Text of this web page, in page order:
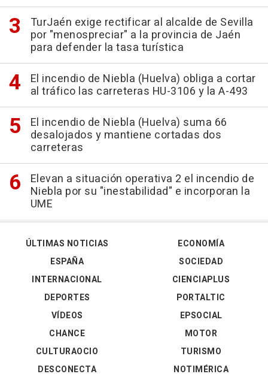
TurJaén exige rectificar al alcalde de Sevilla
por "menospreciar" a la provincia de Jaén
para defender la tasa turística
El incendio de Niebla (Huelva) obliga a cortar
al tráfico las carreteras HU-3106 y la A-493
El incendio de Niebla (Huelva) suma 66
desalojados y mantiene cortadas dos
carreteras
Elevan a situación operativa 2 el incendio de
Niebla por su "inestabilidad" e incorporan la
UME
ÚLTIMAS NOTICIAS
ESPAÑA
INTERNACIONAL
DEPORTES
VÍDEOS
ECONOMÍA
SOCIEDAD
CIENCIAPLUS
PORTALTIC
EPSOCIAL
CHANCE
CULTURAOCIO
DESCONECTA
MOTOR
TURISMO
NOTIMÉRICA